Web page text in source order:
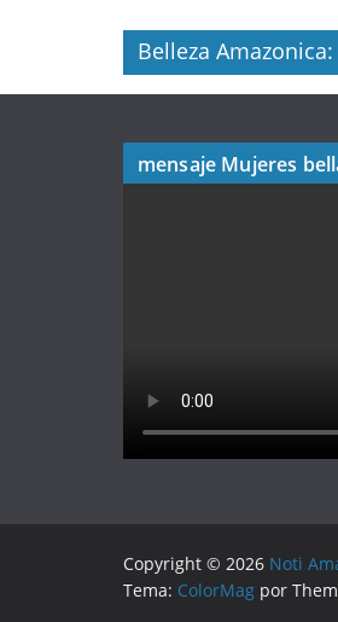
Belleza
mensaje Mujeres
Copyright © 2026 Noti
Tema: ColorMag por